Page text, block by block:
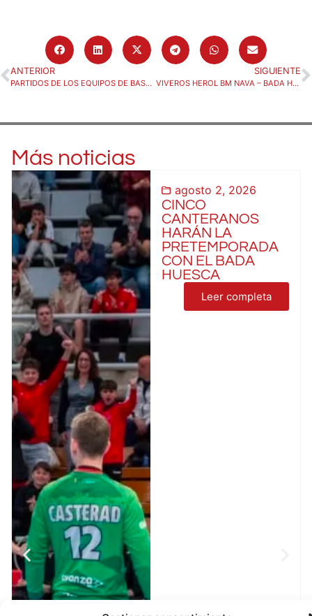
ANTERIOR
PARTIDOS DE LOS EQUIPOS DE BASE DEL BM. HUESCA
SIGUIENTE
VIVEROS HEROL BM NAVA – BADA HUESCA (Domingo 30/03, 12:30)
Más noticias
agosto 2, 2026
CINCO
CANTERANOS
HARÁN LA
PRETEMPORADA
CON EL BADA
HUESCA
Leer completa